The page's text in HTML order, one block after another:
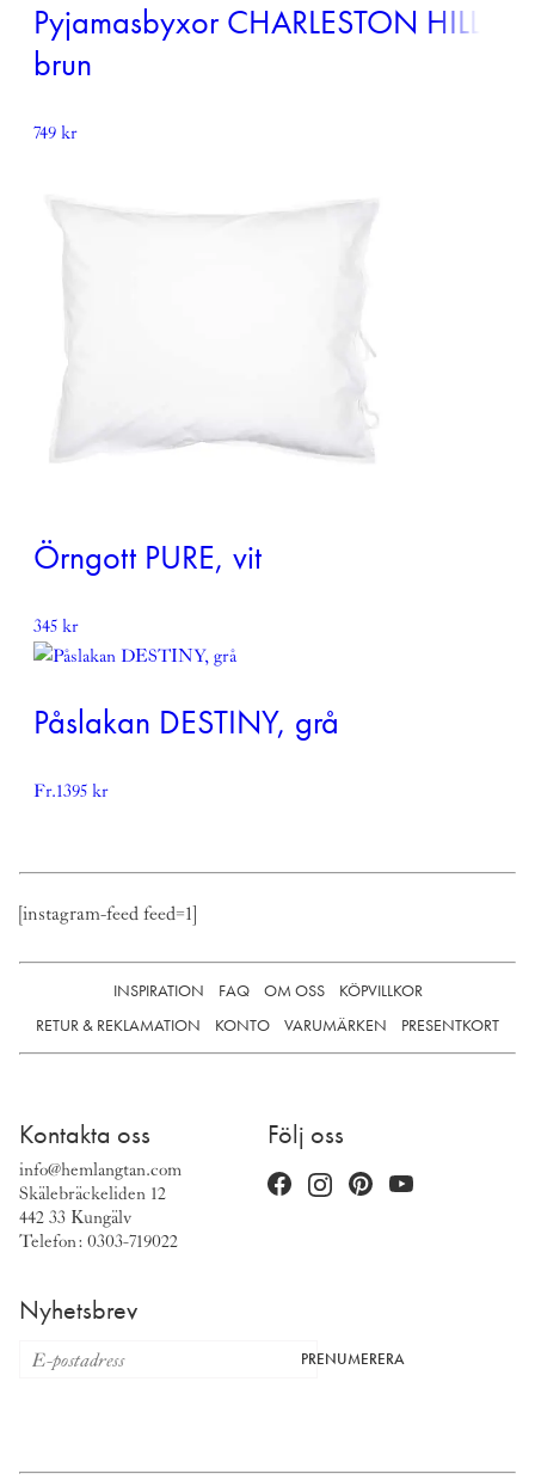
Pyjamasbyxor CHARLESTON HILL,
brun
749kr
Örngott PURE, vit
345kr
Påslakan DESTINY, grå
Fr.1395kr
[instagram-feed feed=1]
INSPIRATION FAQ OM OSS
KÖPVILLKOR
RETUR & REKLAMATION
KONTO VARUMÄRKEN PRESENTKORT
Kontakta oss
info@hemlangtan.com
Skälebräckeliden 12
442 33 Kungälv
Telefon: 0303-719022
Följ oss
Nyhetsbrev
PRENUMERERA